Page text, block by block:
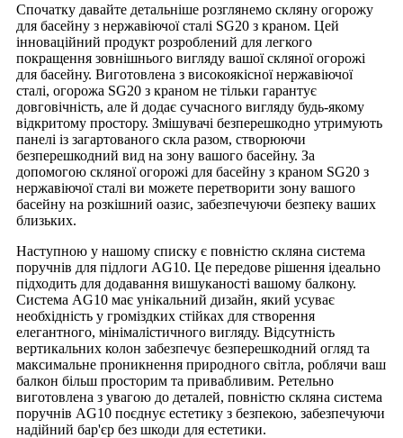
Спочатку давайте детальніше розглянемо скляну огорожу
для басейну з нержавіючої сталі SG20 з краном. Цей
інноваційний продукт розроблений для легкого
покращення зовнішнього вигляду вашої скляної огорожі
для басейну. Виготовлена ​​з високоякісної нержавіючої
сталі, огорожа SG20 з краном не тільки гарантує
довговічність, але й додає сучасного вигляду будь-якому
відкритому простору. Змішувачі безперешкодно утримують
панелі із загартованого скла разом, створюючи
безперешкодний вид на зону вашого басейну. За
допомогою скляної огорожі для басейну з краном SG20 з
нержавіючої сталі ви можете перетворити зону вашого
басейну на розкішний оазис, забезпечуючи безпеку ваших
близьких.
Наступною у нашому списку є повністю скляна система
поручнів для підлоги AG10. Це передове рішення ідеально
підходить для додавання вишуканості вашому балкону.
Система AG10 має унікальний дизайн, який усуває
необхідність у громіздких стійках для створення
елегантного, мінімалістичного вигляду. Відсутність
вертикальних колон забезпечує безперешкодний огляд та
максимальне проникнення природного світла, роблячи ваш
балкон більш просторим та привабливим. Ретельно
виготовлена ​​з увагою до деталей, повністю скляна система
поручнів AG10 поєднує естетику з безпекою, забезпечуючи
надійний бар'єр без шкоди для естетики.